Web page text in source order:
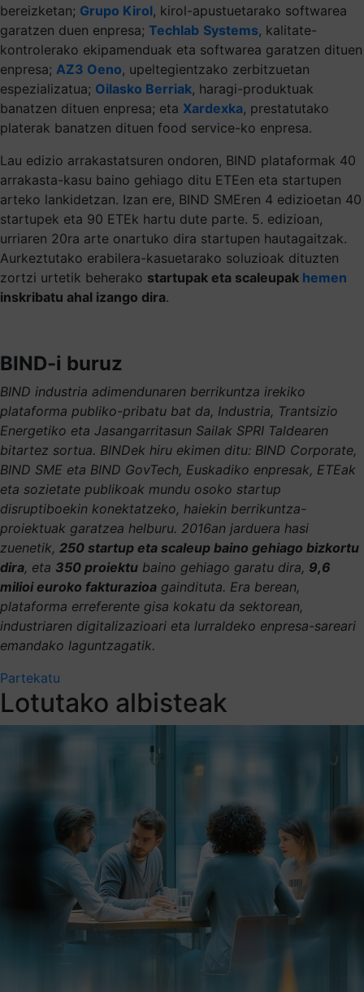
bereizketan; Grupo Kirol, kirol-apustuetarako softwarea
garatzen duen enpresa; Techlab Systems, kalitate-
kontrolerako ekipamenduak eta softwarea garatzen dituen
enpresa; AZ3 Oeno, upeltegientzako zerbitzuetan
espezializatua; Oilasko Berriak, haragi-produktuak
banatzen dituen enpresa; eta Xardexka, prestatutako
platerak banatzen dituen food service-ko enpresa.
Lau edizio arrakastatsuren ondoren, BIND plataformak 40
arrakasta-kasu baino gehiago ditu ETEen eta startupen
arteko lankidetzan. Izan ere, BIND SMEren 4 edizioetan 40
startupek eta 90 ETEk hartu dute parte. 5. edizioan,
urriaren 20ra arte onartuko dira startupen hautagaitzak.
Aurkeztutako erabilera-kasuetarako soluzioak dituzten
zortzi urtetik beherako startupak eta scaleupak hemen
inskribatu ahal izango dira.
BIND-i buruz
BIND industria adimendunaren berrikuntza irekiko
plataforma publiko-pribatu bat da, Industria, Trantsizio
Energetiko eta Jasangarritasun Sailak SPRI Taldearen
bitartez sortua. BINDek hiru ekimen ditu: BIND Corporate,
BIND SME eta BIND GovTech, Euskadiko enpresak, ETEak
eta sozietate publikoak mundu osoko startup
disruptiboekin konektatzeko, haiekin berrikuntza-
proiektuak garatzea helburu. 2016an jarduera hasi
zuenetik, 250 startup eta scaleup baino gehiago bizkortu
dira, eta 350 proiektu baino gehiago garatu dira, 9,6
milioi euroko fakturazioa gaindituta. Era berean,
plataforma erreferente gisa kokatu da sektorean,
industriaren digitalizazioari eta lurraldeko enpresa-sareari
emandako laguntzagatik.
Partekatu
Lotutako albisteak